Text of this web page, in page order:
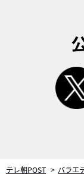
テレ朝POST バラエ